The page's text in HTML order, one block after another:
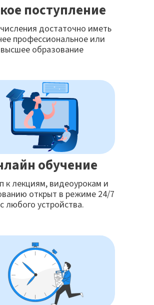
поступление
достаточно иметь
профессиональное или
высшее образование
обучение
к лекциям, видеоурокам и
открыт в режиме 24/7
с любого устройства.